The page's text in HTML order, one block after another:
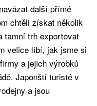
další přímé
chtěli získat několik
tamní trh exportovat
velice líbí, jak jsme si
a jejich výrobků
Japonští turisté v
a jsou